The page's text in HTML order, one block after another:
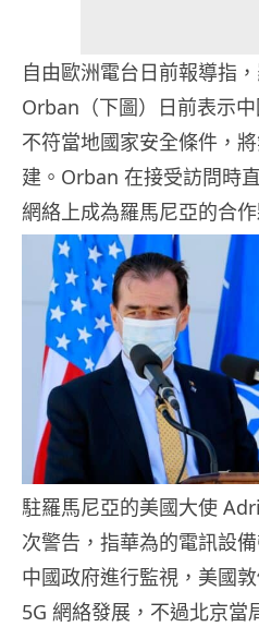
自由歐洲電台日前報導指
Orban（下圖）日前表示
不符當地國家安全條件，
建。Orban 在接受訪問時
網絡上成為羅馬尼亞的合作
駐羅馬尼亞的美國大使
次警告，指華為的電訊設
中國政府進行監視，美國
5G 網絡發展，不過北京當